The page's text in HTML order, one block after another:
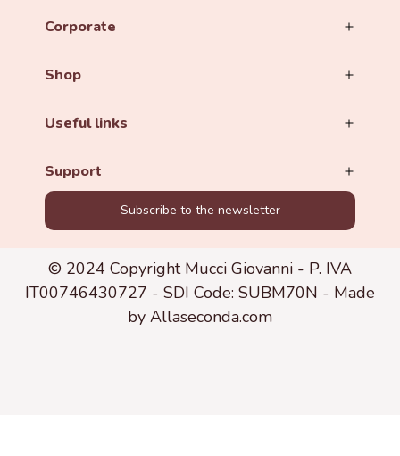
Corporate
Shop
Useful links
Subscribe to the newsletter
Support
© 2024 Copyright Mucci Giovanni - P. IVA
IT00746430727 - SDI Code: SUBM70N - Made
by Allaseconda.com